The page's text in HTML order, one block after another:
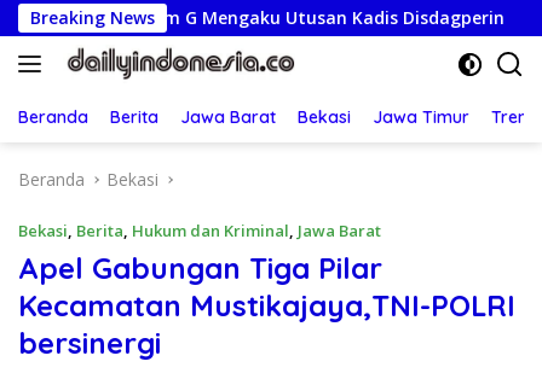
Langsung
ke
konten
Breaking News
G Mengaku Utusan Kadis Disdagperin Jaga
Beranda Berita Jawa Barat Bekasi Jawa Timur
Beranda Bekasi
Bekasi, Berita, Hukum dan Kriminal, Jawa Barat
Apel Gabungan Tiga Pilar
Kecamatan Mustikajaya,TNI-POLRI
bersinergi